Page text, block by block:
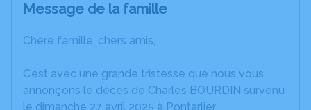
Message de la famille
Chère famille, chers amis,
C’est avec une grande tristesse que nous vous
annonçons le décès de Charles BOURDIN survenu
le dimanche 27 avril 2025 à Pontarlier.